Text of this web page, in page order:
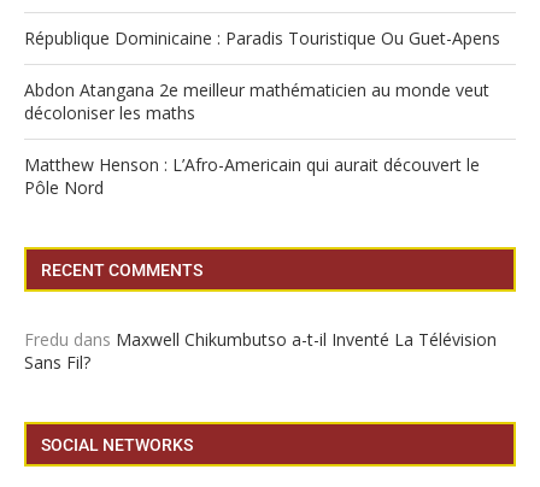
République Dominicaine : Paradis Touristique Ou Guet-Apens
Abdon Atangana 2e meilleur mathématicien au monde veut
décoloniser les maths
Matthew Henson : L’Afro-Americain qui aurait découvert le
Pôle Nord
RECENT COMMENTS
Fredu dans Maxwell Chikumbutso a-t-il Inventé La Télévision
Sans Fil?
SOCIAL NETWORKS